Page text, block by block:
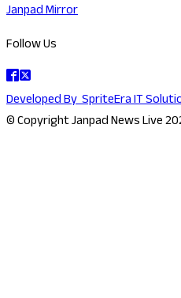
Janpad Mirror
Follow Us
Developed BySpriteEra IT
© Copyright Janpad News Live